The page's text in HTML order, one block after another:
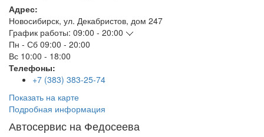
Адрес:
Новосибирск, ул. Декабристов, дом 247
График работы: 09:00 - 20:00
Пн - Сб 09:00 - 20:00
Вс 10:00 - 18:00
Телефоны:
+7 (383) 383-25-74
Показать на карте
Подробная информация
Автосервис на Федосеева